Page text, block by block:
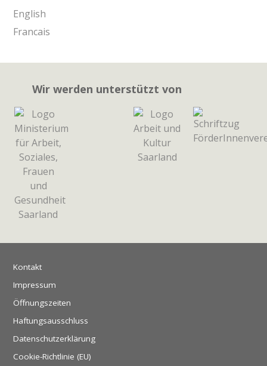
English
Francais
Wir werden unterstützt von
Kontakt
Impressum
Öffnungszeiten
Haftungsausschluss
Datenschutzerklärung
Cookie-Richtlinie (EU)